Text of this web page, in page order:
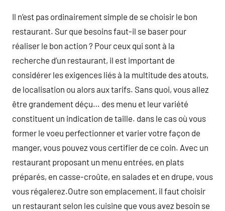
Il n’est pas ordinairement simple de se choisir le bon
restaurant. Sur que besoins faut-il se baser pour
réaliser le bon action ? Pour ceux qui sont à la
recherche d’un restaurant, il est important de
considérer les exigences liés à la multitude des atouts,
de localisation ou alors aux tarifs. Sans quoi, vous allez
être grandement déçu… des menu et leur variété
constituent un indication de taille. dans le cas où vous
former le voeu perfectionner et varier votre façon de
manger, vous pouvez vous certifier de ce coin. Avec un
restaurant proposant un menu entrées, en plats
préparés, en casse-croûte, en salades et en drupe, vous
vous régalerez.Outre son emplacement, il faut choisir
un restaurant selon les cuisine que vous avez besoin se